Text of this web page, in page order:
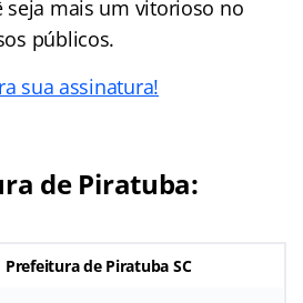
seja mais um vitorioso no
públicos.
sua assinatura!
de Piratuba:
Prefeitura de Piratuba SC